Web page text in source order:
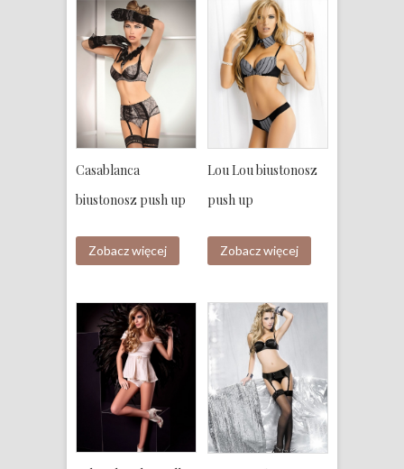
Casablanca
biustonosz push up
Zobacz więcej
Lou Lou biustonosz
push up
Zobacz więcej